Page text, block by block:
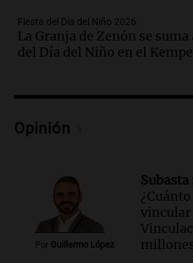
Episodios
Audio.Gabriela
la población del país fue
Episodios
Audio.
sobre la muerte del
Episodios
Audio.
José Roccuzzo,
compras de Antonella:
Rosario.
Fiesta del Día del Niño 2026
La Granja de Zenón se
del Día del Niño en el
Opinión
Por Guillermo López
vincular